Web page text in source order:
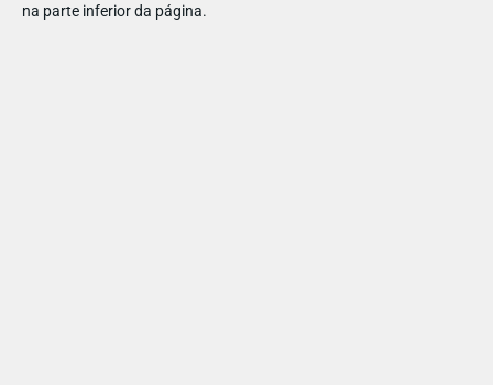
na parte inferior da página.